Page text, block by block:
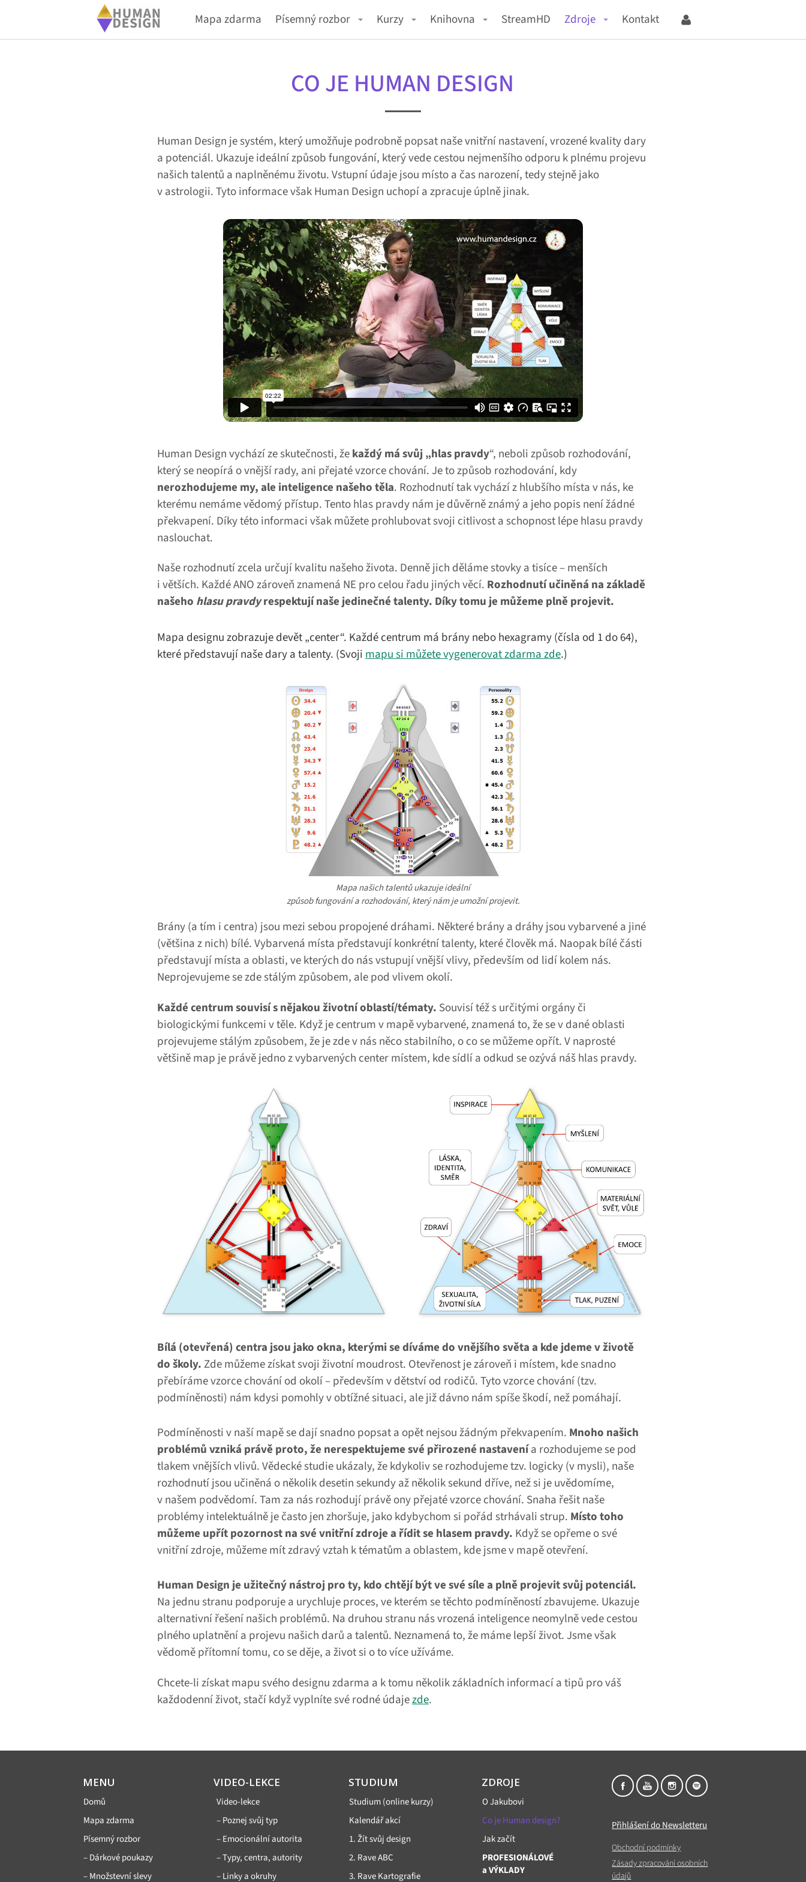
Mapa zdarma Písemný rozbor Kurzy Knihovna StreamHD Zdroje Kontakt
CO JE HUMAN DESIGN
Human Design je systém, který umožňuje podrobně popsat naše vnitřní nastavení, vrozené kvality dary
a potenciál. Ukazuje ideální způsob fungování, který vede cestou nejmenšího odporu k plnému projevu
našich talentů a naplněnému životu. Vstupní údaje jsou místo a čas narození, tedy stejně jako
v astrologii. Tyto informace však Human Design uchopí a zpracuje úplně jinak.
Human Design vychází ze skutečnosti, žekaždý má svůj „hlas pravdy“, neboli způsob rozhodování,
který se neopírá o vnější rady, ani přejaté vzorce chování. Je to způsob rozhodování, kdy
nerozhodujeme my, ale inteligence našeho těla. Rozhodnutí tak vychází z hlubšího místa v nás, ke
kterému nemáme vědomý přístup. Tento hlas pravdy nám je důvěrně známý a jeho popis není žádné
překvapení. Díky této informaci však můžete prohlubovat svoji citlivost a schopnost lépe hlasu pravdy
naslouchat.
Naše rozhodnutí zcela určují kvalitu našeho života. Denně jich děláme stovky a tisíce – menších
i větších. Každé ANO zároveň znamená NE pro celou řadu jiných věcí. Rozhodnutí učiněná na základě
našeho hlasu pravdyrespektují naše jedinečné talenty. Díky tomu je můžeme plně projevit.
Mapa designu zobrazuje devět „center“. Každé centrum má brány nebo hexagramy (čísla od 1 do 64),
které představují naše dary a talenty. (Svojimapu si můžete vygenerovat zdarma zde.)
Mapa našich talentů ukazuje ideální
způsob fungování a rozhodování, který nám je umožní projevit.
Brány (a tím i centra) jsou mezi sebou propojené dráhami. Některé brány a dráhy jsou vybarvené a jiné
(většina z nich) bílé. Vybarvená místa představují konkrétní talenty, které člověk má. Naopak bílé části
představují místa a oblasti, ve kterých do nás vstupují vnější vlivy, především od lidí kolem nás.
Neprojevujeme se zde stálým způsobem, ale pod vlivem okolí.
Každé centrum souvisí s nějakou životní oblastí/tématy. Souvisí též s určitými orgány či
biologickými funkcemi v těle. Když je centrum v mapě vybarvené, znamená to, že se v dané oblasti
projevujeme stálým způsobem, že je zde v nás něco stabilního, o co se můžeme opřít. V naprosté
většině map je právě jedno z vybarvených center místem, kde sídlí a odkud se ozývá náš hlas pravdy.
Bílá (otevřená) centra jsou jako okna, kterými se díváme do vnějšího světa a kde jdeme v životě
do školy.Zde můžeme získat svoji životní moudrost. Otevřenost je zároveň i místem, kde snadno
přebíráme vzorce chování od okolí – především v dětství od rodičů. Tyto vzorce chování (tzv.
podmíněnosti) nám kdysi pomohly v obtížné situaci, ale již dávno nám spíše škodí, než pomáhají.
Podmíněnosti v naší mapě se dají snadno popsat a opět nejsou žádným překvapením. Mnoho našich
problémů vzniká právě proto, že nerespektujeme své přirozené nastavenía rozhodujeme se pod
tlakem vnějších vlivů. Vědecké studie ukázaly, že kdykoliv se rozhodujeme tzv. logicky (v mysli), naše
rozhodnutí jsou učiněná o několik desetin sekundy až několik sekund dříve, než si je uvědomíme,
v našem podvědomí. Tam za nás rozhodují právě ony přejaté vzorce chování. Snaha řešit naše
problémy intelektuálně je často jen zhoršuje, jako kdybychom si pořád strhávali strup. Místo toho
můžeme upřít pozornost na své vnitřní zdroje a řídit se hlasem pravdy. Když se opřeme o své
vnitřní zdroje, můžeme mít zdravý vztah k tématům a oblastem, kde jsme v mapě otevření.
Human Design je užitečný nástroj pro ty, kdo chtějí být ve své síle a plně projevit svůj potenciál.
Na jednu stranu podporuje a urychluje proces, ve kterém se těchto podmíněností zbavujeme. Ukazuje
alternativní řešení našich problémů. Na druhou stranu nás vrozená inteligence neomylně vede cestou
plného uplatnění a projevu našich darů a talentů. Neznamená to, že máme lepší život. Jsme však
vědomě přítomní tomu, co se děje, a život si o to více užíváme.
Chcete-li získat mapu svého designu zdarma a k tomu několik základních informací a tipů pro váš
každodenní život, stačí když vyplníte své rodné údajezde.
MENU
Domů
Mapa zdarma
Písemný rozbor
– Dárkové poukazy
– Množstevní slevy
VIDEO-LEKCE
Video-lekce
– Poznej svůj typ
– Emocionální autorita
– Typy, centra, autority
– Linky a okruhy
STUDIUM
Studium (online kurzy)
Kalendář akcí
1. Žít svůj design
2. Rave ABC
3. Rave Kartografie
ZDROJE
O Jakubovi
Co je Human design?
Jak začít
PROFESIONÁLOVÉ
a VÝKLADY
Přihlášení do Newsletteru
Obchodní podmínky
Zásady zpracování osobních
údajů